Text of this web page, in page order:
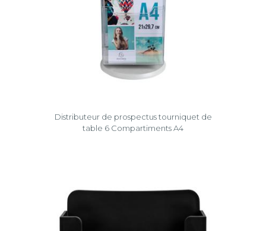
Distributeur de prospectus tourniquet de
table 6 Compartiments A4